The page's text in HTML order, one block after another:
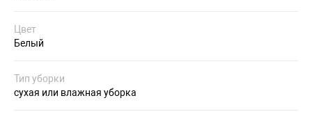
Цвет
Белый
Тип уборки
сухая или влажная уборка